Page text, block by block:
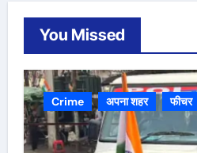
You Missed
Crime अपना शहर फीचर